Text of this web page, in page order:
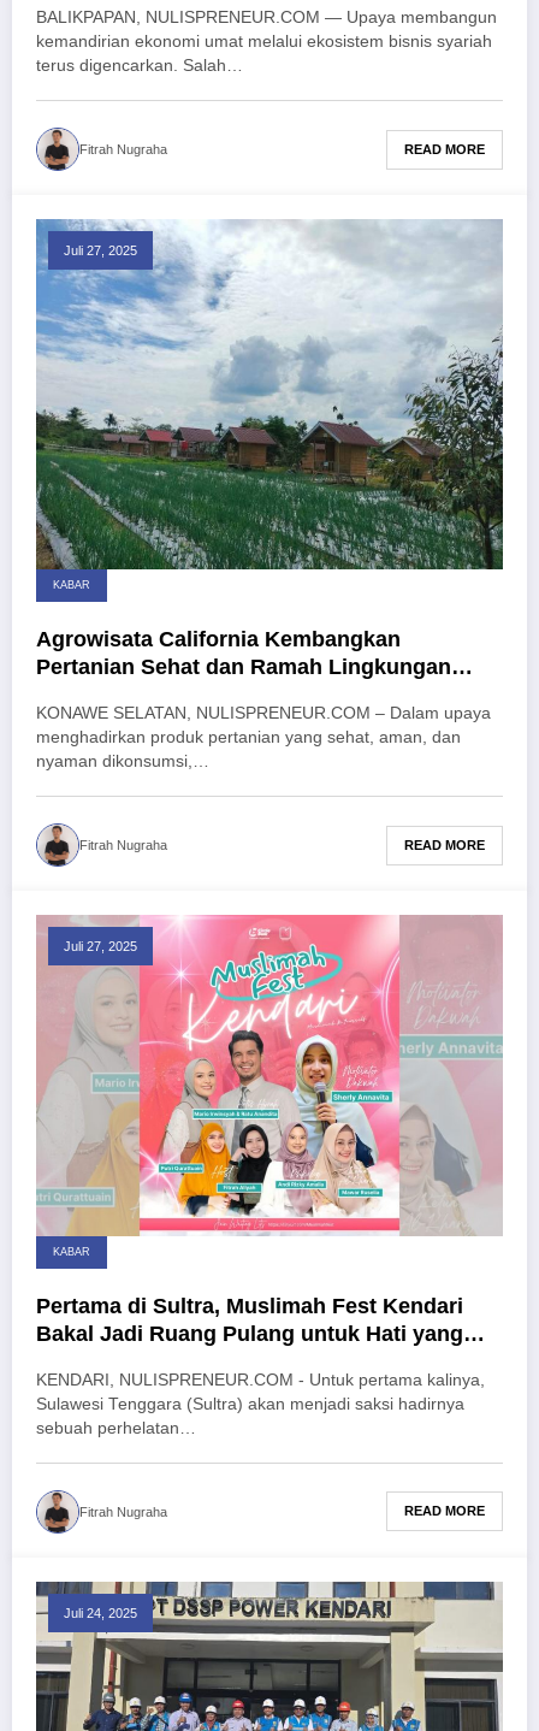
BALIKPAPAN, NULISPRENEUR.COM — Upaya membangun
kemandirian ekonomi umat melalui ekosistem bisnis syariah
terus digencarkan. Salah…
Fitrah Nugraha READ MORE
Juli 27, 2025
KABAR
Agrowisata California Kembangkan
Pertanian Sehat dan Ramah Lingkungan
KONAWE SELATAN, NULISPRENEUR.COM – Dalam upaya
menghadirkan produk pertanian yang sehat, aman, dan
nyaman dikonsumsi,…
Fitrah Nugraha READ MORE
Juli 27, 2025
KABAR
Pertama di Sultra, Muslimah Fest Kendari
Bakal Jadi Ruang Pulang untuk Hati yang
KENDARI, NULISPRENEUR.COM - Untuk pertama kalinya,
Sulawesi Tenggara (Sultra) akan menjadi saksi hadirnya
sebuah perhelatan…
Fitrah Nugraha READ MORE
Juli 24, 2025